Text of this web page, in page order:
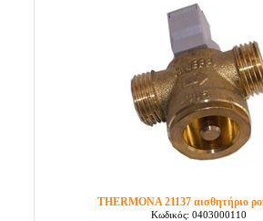
THERMONA 21137 αισθητήριο
Κωδικός: 0403000110